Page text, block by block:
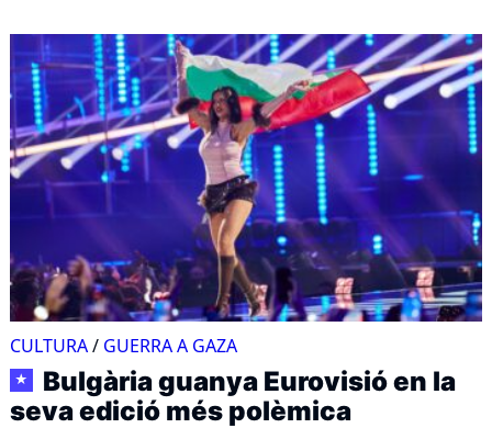
CULTURA/ GUERRA A GAZA
★
Bulgària guanya Eurovisió en la
seva edició més polèmica